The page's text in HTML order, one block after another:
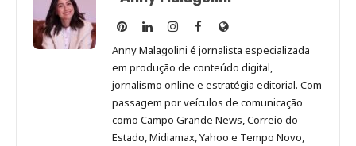
Anny
Malagolini
no
Pinterest
Anny
Malagolini
no
LinkedIn
Anny
Malagolini
no
Instagram
Anny
Malagolini
no
Facebook
Site
de
Anny
Malagolini
Anny Malagolini é jornalista especializada
em produção de conteúdo digital,
jornalismo online e estratégia editorial. Com
passagem por veículos de comunicação
como Campo Grande News, Correio do
Estado, Midiamax, Yahoo e Tempo Novo,